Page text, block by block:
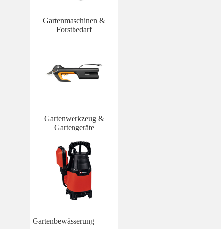
Gartenmaschinen &
Forstbedarf
Gartenwerkzeug &
Gartengeräte
Gartenbewässerung